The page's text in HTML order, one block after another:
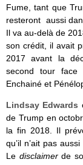
Fume, tant que
resteront aussi
Il va au-delà de
son crédit, il avait
2017 avant la
second tour face
Enchainé et
Lindsay Edwards
de Trump en
la fin 2018. Il
qu’il n’ait pas
Le disclaimerde